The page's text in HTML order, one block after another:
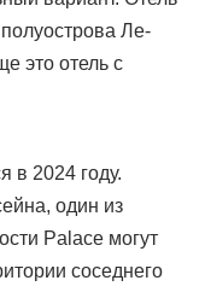
Ле-
это отель с
в 2024 году.
один из
Palace могут
соседнего